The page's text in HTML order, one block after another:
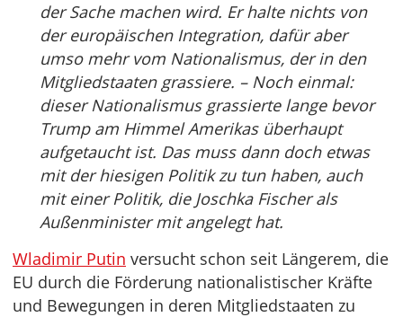
der Sache machen wird. Er halte nichts von
der europäischen Integration, dafür aber
umso mehr vom Nationalismus, der in den
Mitgliedstaaten grassiere. – Noch einmal:
dieser Nationalismus grassierte lange bevor
Trump am Himmel Amerikas überhaupt
aufgetaucht ist. Das muss dann doch etwas
mit der hiesigen Politik zu tun haben, auch
mit einer Politik, die Joschka Fischer als
Außenminister mit angelegt hat.
Wladimir Putin versucht schon seit Längerem, die
EU durch die Förderung nationalistischer Kräfte
und Bewegungen in deren Mitgliedstaaten zu